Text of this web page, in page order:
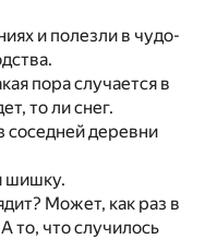
и полезли в чудо-
пора случается в
то ли снег.
соседней деревни
шишку.
Может, как раз в
то, что случилось